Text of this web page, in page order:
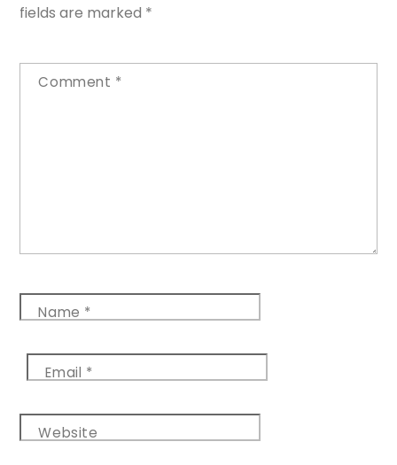
fields are marked *
Comment *
Name *
Email *
Website